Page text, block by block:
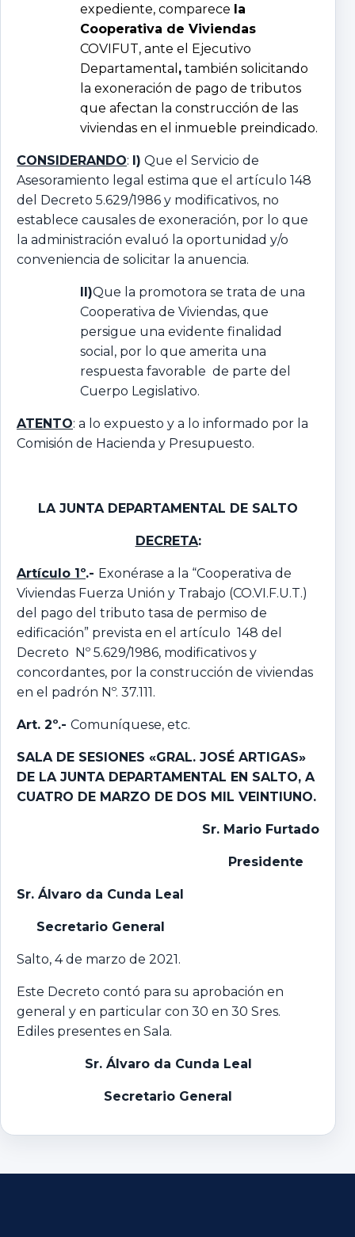
expediente, comparece la
Cooperativa de Viviendas
COVIFUT, ante el Ejecutivo
Departamental , también solicitando
la exoneración de pago de tributos
que afectan la construcción de las
viviendas en el inmueble preindicado.
CONSIDERANDO: I) Que el Servicio de
Asesoramiento legal estima que el artículo 148
del Decreto 5.629/1986 y modificativos, no
establece causales de exoneración, por lo que
la administración evaluó la oportunidad y/o
conveniencia de solicitar la anuencia.
II)Que la promotora se trata de una
Cooperativa de Viviendas, que
persigue una evidente finalidad
social, por lo que amerita una
respuesta favorable de parte del
Cuerpo Legislativo.
ATENTO: a lo expuesto y a lo informado por la
Comisión de Hacienda y Presupuesto.
LA JUNTA DEPARTAMENTAL DE SALTO
DECRETA:
Artículo 1º.- Exonérase a la “Cooperativa de
Viviendas Fuerza Unión y Trabajo (CO.VI.F.U.T.)
del pago del tributo tasa de permiso de
edificación” prevista en el artículo 148 del
Decreto Nº 5.629/1986, modificativos y
concordantes, por la construcción de viviendas
en el padrón Nº. 37.111.
Art. 2º.- Comuníquese, etc.
SALA DE SESIONES «GRAL. JOSÉ ARTIGAS»
DE LA JUNTA DEPARTAMENTAL EN SALTO, A
CUATRO DE MARZO DE DOS MIL VEINTIUNO.
Sr. Mario Furtado
Presidente
Sr. Álvaro da Cunda Leal
Secretario General
Salto, 4 de marzo de 2021.
Este Decreto contó para su aprobación en
general y en particular con 30 en 30 Sres.
Ediles presentes en Sala.
Sr. Álvaro da Cunda Leal
Secretario General